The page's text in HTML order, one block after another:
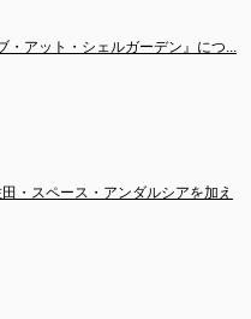
・アット・シェルガーデン』につ...
・スペース・アンダルシアを加え